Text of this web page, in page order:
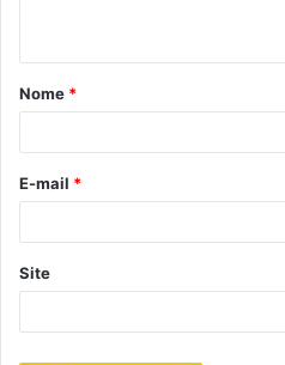
á
r
*
Nome *
E-mail *
Site